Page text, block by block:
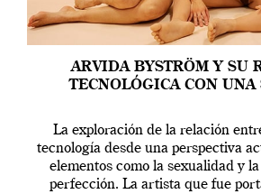
ARVIDA BYSTRÖM Y SU
TECNOLÓGICA CON UNA
La exploración de la relación
tecnología desde una perspectiva
elementos como la sexualidad y
perfección. La artista que fue